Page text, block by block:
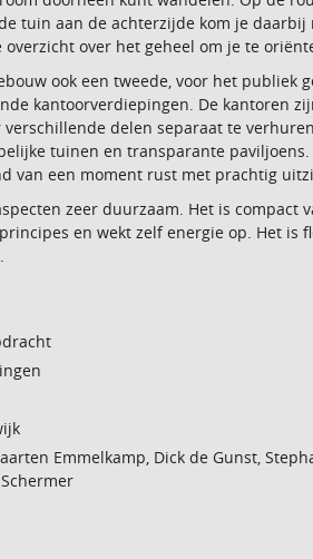
tuin aan de achterzijde kom je daarbij
over het geheel om je te
ook een tweede, voor het publiek
kantoorverdiepingen. De kantoren
delen separaat te
tuinen en transparante
van een moment rust met prachtig
zeer duurzaam. Het is compact
en wekt zelf energie op. Het is
Emmelkamp, Dick de Gunst,